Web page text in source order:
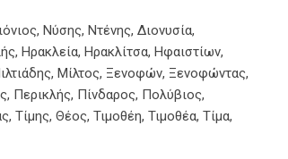
Νύσης, Ντένης, Διονυσία,
Ηρακλεία, Ηρακλίτσα, Ηφαιστίων,
Μίλτος, Ξενοφών, Ξενοφώντας,
Περικλής, Πίνδαρος, Πολύβιος,
Θέος, Τιμοθέη, Τιμοθέα, Τίμα,